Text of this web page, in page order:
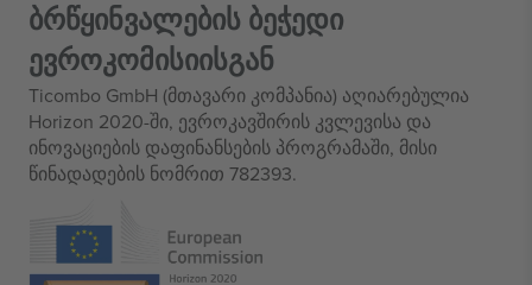
ბრწყინვალების ბეჭედი
ევროკომისიისგან
Ticombo GmbH (მთავარი კომპანია) აღიარებულია
Horizon 2020-ში, ევროკავშირის კვლევისა და
ინოვაციების დაფინანსების პროგრამაში, მისი
წინადადების ნომრით 782393.